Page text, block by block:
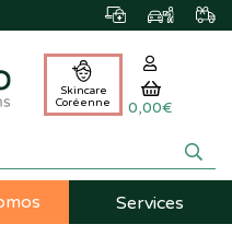
Skincare
Coréenne
0,00€
Services